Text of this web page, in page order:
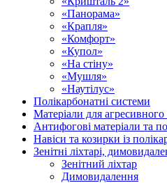
«Панорама»
«Крапля»
«Комфорт»
«Купол»
«На стіну»
«Мушля»
«Наутілус»
Полікарбонатні системи
Матеріали для
Антифогові матеріали та
Навіси та козирки із
Зенітні ліхтарі,
Зенітний ліхтар
Димовидалення